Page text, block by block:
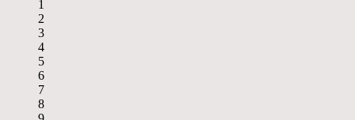
1
2
3
4
5
6
7
8